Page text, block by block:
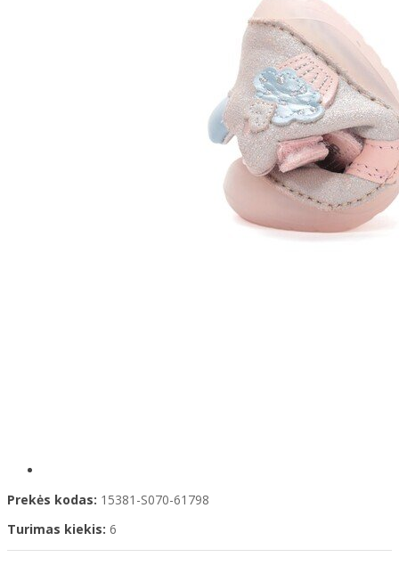
Prekės kodas: 15381-S070-61798
Turimas kiekis: 6